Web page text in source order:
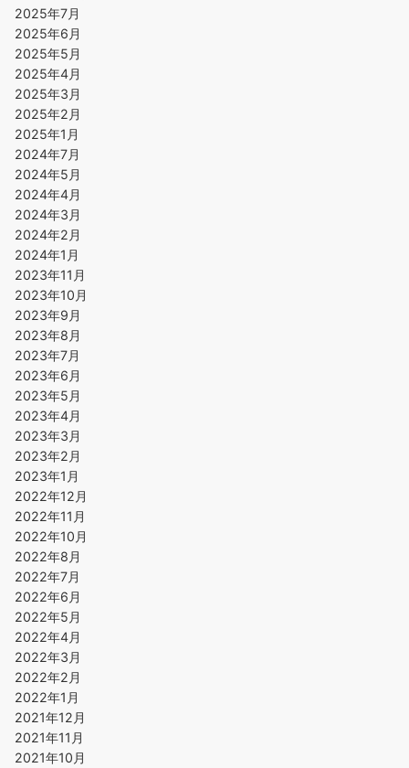
2025年7月
2025年6月
2025年5月
2025年4月
2025年3月
2025年2月
2025年1月
2024年7月
2024年5月
2024年4月
2024年3月
2024年2月
2024年1月
2023年11月
2023年10月
2023年9月
2023年8月
2023年7月
2023年6月
2023年5月
2023年4月
2023年3月
2023年2月
2023年1月
2022年12月
2022年11月
2022年10月
2022年8月
2022年7月
2022年6月
2022年5月
2022年4月
2022年3月
2022年2月
2022年1月
2021年12月
2021年11月
2021年10月